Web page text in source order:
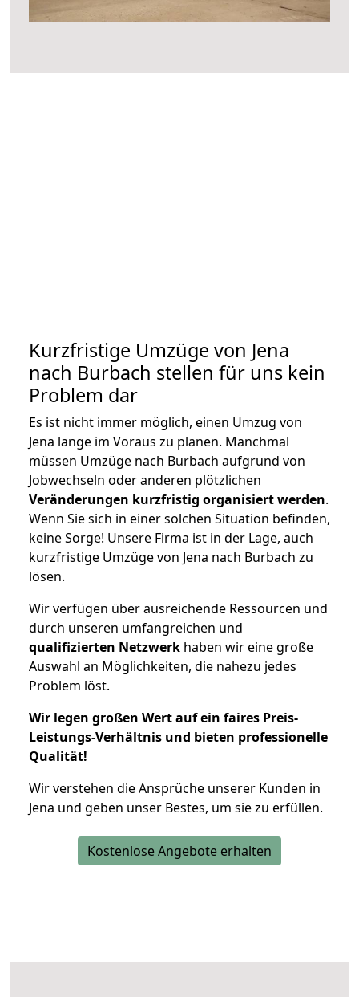
Kurzfristige Umzüge von Jena
nach Burbach stellen für uns kein
Problem dar
Es ist nicht immer möglich, einen Umzug von
Jena lange im Voraus zu planen. Manchmal
müssen Umzüge nach Burbach aufgrund von
Jobwechseln oder anderen plötzlichen
Veränderungen kurzfristig organisiert werden.
Wenn Sie sich in einer solchen Situation befinden,
keine Sorge! Unsere Firma ist in der Lage, auch
kurzfristige Umzüge von Jena nach Burbach zu
lösen.
Wir verfügen über ausreichende Ressourcen und
durch unseren umfangreichen und
qualifizierten Netzwerk haben wir eine große
Auswahl an Möglichkeiten, die nahezu jedes
Problem löst.
Wir legen großen Wert auf ein faires Preis-
Leistungs-Verhältnis und bieten professionelle
Qualität!
Wir verstehen die Ansprüche unserer Kunden in
Jena und geben unser Bestes, um sie zu erfüllen.
Kostenlose Angebote erhalten